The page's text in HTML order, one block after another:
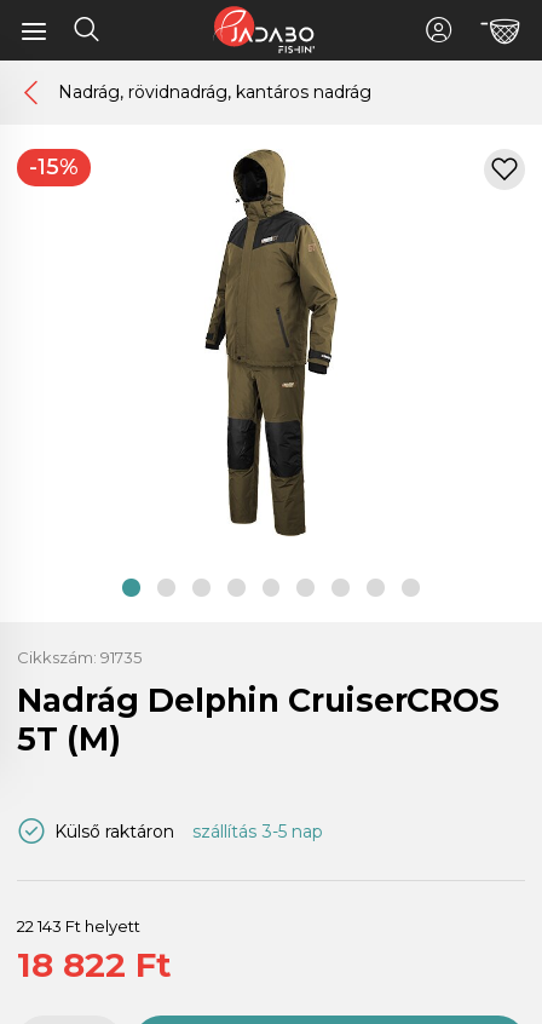
Nadrág, rövidnadrág, kantáros nadrág
-15%
Cikkszám: 91735
Nadrág Delphin CruiserCROS
5T (M)
Külső raktáron szállítás 3-5 nap
22 143 Ft helyett
18 822 Ft